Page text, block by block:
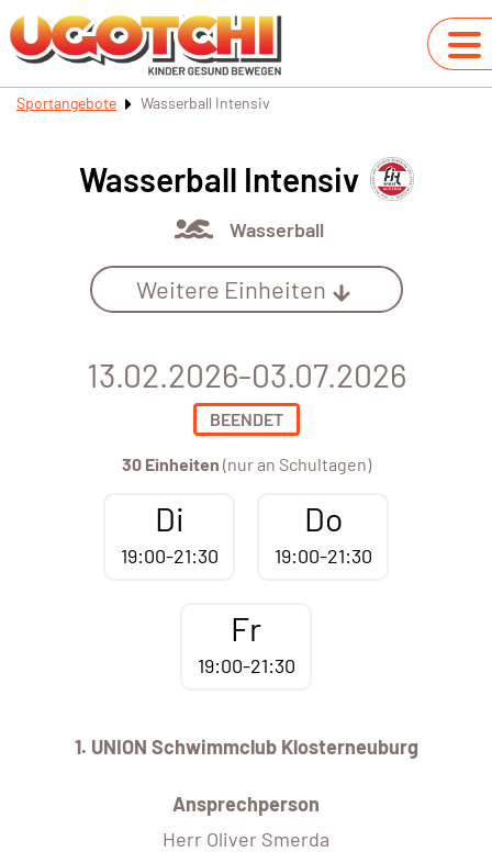
Sportangebote Wasserball Intensiv
Wasserball Intensiv
Wasserball
Weitere Einheiten
13.02.2026-03.07.2026
BEENDET
30 Einheiten (nur an Schultagen)
Di
19:00-21:30
Do
19:00-21:30
Fr
19:00-21:30
1. UNION Schwimmclub Klosterneuburg
Ansprechperson
Herr Oliver Smerda